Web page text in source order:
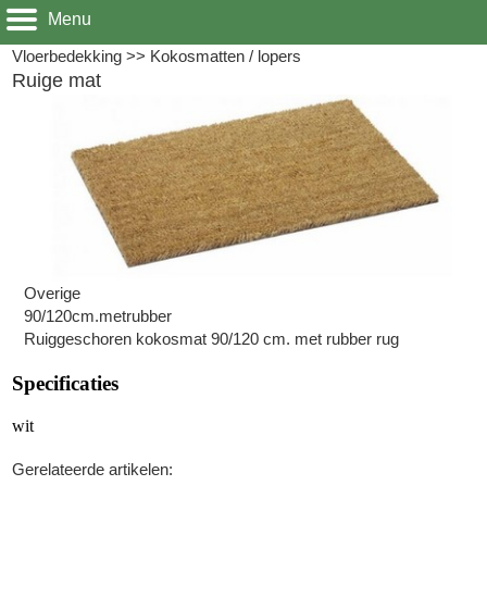
Menu
Vloerbedekking >> Kokosmatten / lopers
Ruige mat
Overige
90/120cm.metrubber
Ruiggeschoren kokosmat 90/120 cm. met rubber rug
Specificaties
wit
Gerelateerde artikelen: